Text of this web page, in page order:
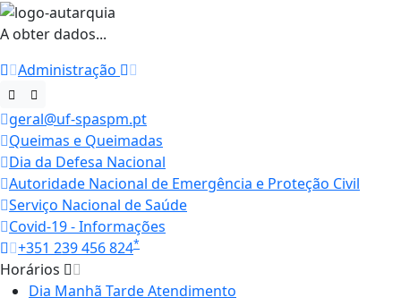
A obter dados...
Administração
geral@uf-spaspm.pt
Queimas e Queimadas
Dia da Defesa Nacional
Autoridade Nacional de Emergência e Proteção Civil
Serviço Nacional de Saúde
Covid-19 - Informações
+351 239 456 824*
Horários
Dia Manhã TardeAtendimento